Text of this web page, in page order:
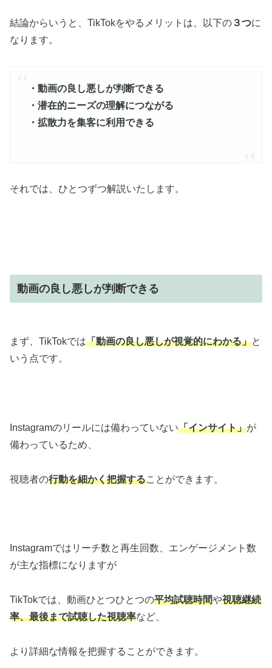
結論からいうと、TikTokをやるメリットは、以下の ３つに
なります。
・動画の良し悪しが判断できる
・潜在的ニーズの理解につながる
・拡散力を集客に利用できる
それでは、ひとつずつ解説いたします。
動画の良し悪しが判断できる
まず、TikTokでは「動画の良し悪しが視覚的にわかる」と
いう点です。
Instagramのリールには備わっていない「インサイト」が
備わっているため、
視聴者の行動を細かく把握することができます。
Instagramではリーチ数と再生回数、エンゲージメント数
が主な指標になりますが
TikTokでは、動画ひとつひとつの平均試聴時間や視聴継続
率、最後まで試聴した視聴率など、
より詳細な情報を把握することができます。